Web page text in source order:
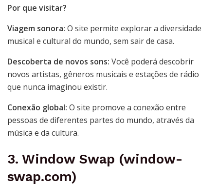
Por que visitar?
Viagem sonora: O site permite explorar a diversidade
musical e cultural do mundo, sem sair de casa.
Descoberta de novos sons: Você poderá descobrir
novos artistas, gêneros musicais e estações de rádio
que nunca imaginou existir.
Conexão global: O site promove a conexão entre
pessoas de diferentes partes do mundo, através da
música e da cultura.
3. Window Swap (window-
swap.com)